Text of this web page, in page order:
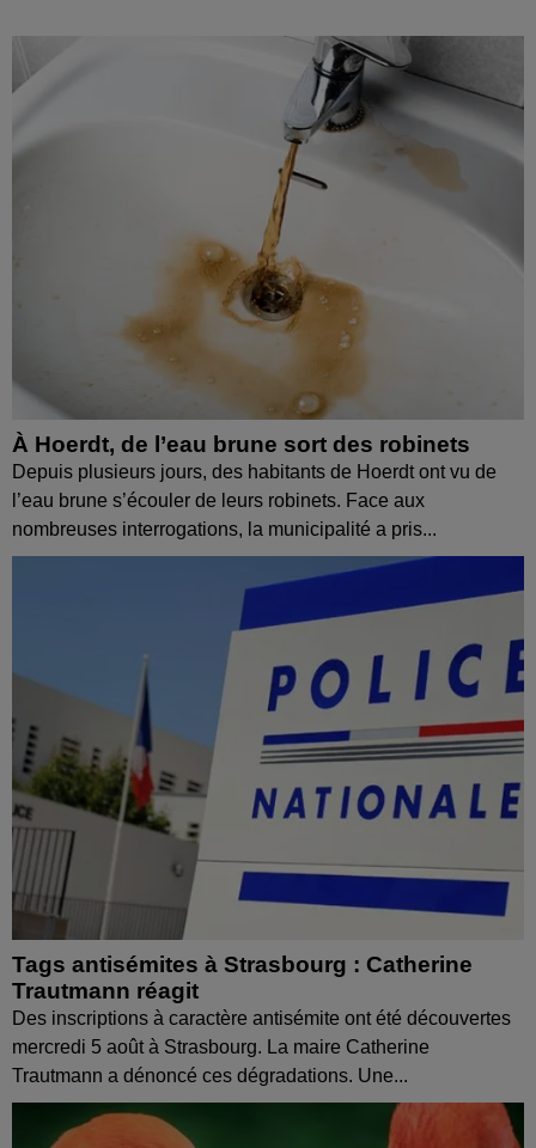
À Hoerdt, de l’eau brune sort des robinets
Depuis plusieurs jours, des habitants de Hoerdt ont vu de
l’eau brune s’écouler de leurs robinets. Face aux
nombreuses interrogations, la municipalité a pris...
Tags antisémites à Strasbourg : Catherine
Trautmann réagit
Des inscriptions à caractère antisémite ont été découvertes
mercredi 5 août à Strasbourg. La maire Catherine
Trautmann a dénoncé ces dégradations. Une...